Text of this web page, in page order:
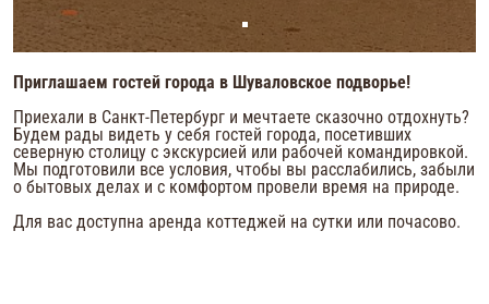
Приглашаем гостей города в Шуваловское подворье!
Приехали в Санкт-Петербург и мечтаете сказочно отдохнуть?
Будем рады видеть у себя гостей города, посетивших
северную столицу с экскурсией или рабочей командировкой.
Мы подготовили все условия, чтобы вы расслабились, забыли
о бытовых делах и с комфортом провели время на природе.
Для вас доступна аренда коттеджей на сутки или почасово.